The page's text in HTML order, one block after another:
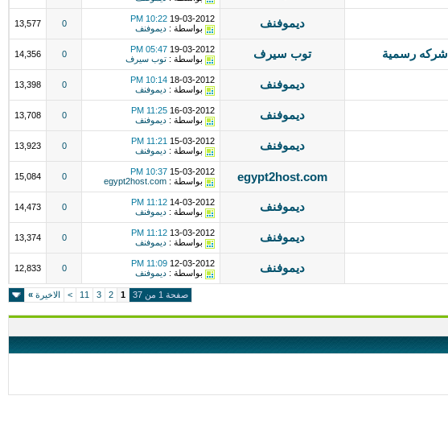
ديموفنف 19-03-2012
10:22 PM
بواسطة : ديموفنف 0
13,577
توب سيرف 19-03-2012
05:47 PM
بواسطة : توب سيرف 0
14,356
ديموفنف 18-03-2012
10:14 PM
بواسطة : ديموفنف 0
13,398
ديموفنف 16-03-2012
11:25 PM
بواسطة : ديموفنف 0
13,708
ديموفنف 15-03-2012
11:21 PM
بواسطة : ديموفنف 0
13,923
egypt2host.com
15-03-2012
10:37 PM
بواسطة : egypt2host.com
0
15,084
ديموفنف 14-03-2012
11:12 PM
بواسطة : ديموفنف 0
14,473
ديموفنف 13-03-2012
11:12 PM
بواسطة : ديموفنف 0
13,374
ديموفنف 12-03-2012
11:09 PM
بواسطة : ديموفنف 0
12,833
صفحة 1 من 37 1
2
3
11
> الاخيرة »